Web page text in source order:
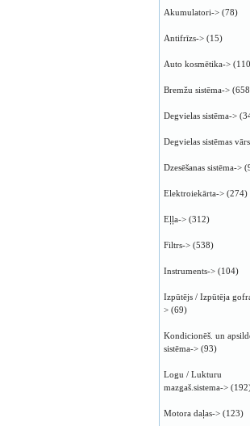
Akumulatori-> (78)
Antifrīzs-> (15)
Auto kosmētika->
Bremžu sistēma->
Degvielas sistēma->
Degvielas sistēmas
Dzesēšanas sistēma->
Elektroiekārta-> (274)
Eļļa-> (312)
Filtrs-> (538)
Instruments-> (104)
Izpūtējs / Izpūtēja
> (69)
Kondicionēš. un
sistēma-> (93)
Logu / Lukturu
mazgaš.sistema->
Motora daļas-> (123)